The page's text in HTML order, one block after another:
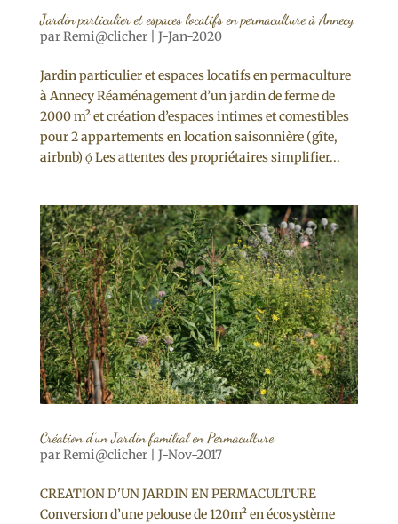
Jardin particulier et espaces locatifs en permaculture à Annecy
parRemi@clicher| J-Jan-2020
Jardin particulier et espaces locatifs en permaculture
à Annecy Réaménagement d’un jardin de ferme de
2000 m² et création d’espaces intimes et comestibles
pour 2 appartements en location saisonnière (gîte,
airbnb)  Les attentes des propriétaires simplifier...
Création d’un Jardin familial en Permaculture
parRemi@clicher| J-Nov-2017
CREATION D'UN JARDIN EN PERMACULTURE
Conversion d’une pelouse de 120m² en écosystème